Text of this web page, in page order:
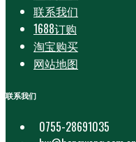
联系我们
1688订购
淘宝购买
网站地图
联系我们
0755-28691035